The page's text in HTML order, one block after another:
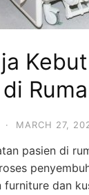
· MARCH 27,
pasien di
furniture dan